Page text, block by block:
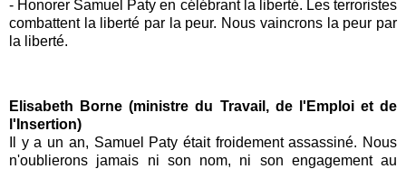
- Honorer Samuel Paty en célébrant la liberté. Les terroristes
combattent la liberté par la peur. Nous vaincrons la peur par
la liberté.
Elisabeth Borne (ministre du Travail, de l'Emploi et de
l'Insertion)
Il y a un an, Samuel Paty était froidement assassiné. Nous
n'oublierons jamais ni son nom, ni son engagement au